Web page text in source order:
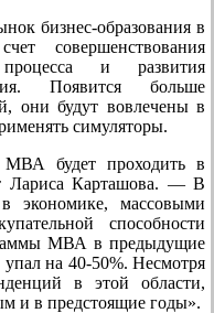
бизнес-образования в
совершенствования
процесса и развития
Появится больше
они будут вовлечены в
симуляторы.
МВА будет проходить в
Лариса Карташова. — В
экономике, массовыми
способности
МВА в предыдущие
на 40-50%. Несмотря
в этой области,
и в предстоящие годы».